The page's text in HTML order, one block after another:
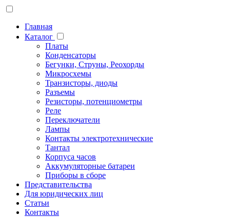
Главная
Каталог
Платы
Конденсаторы
Бегунки, Струны, Реохорды
Микросхемы
Транзисторы, диоды
Разъемы
Резисторы, потенциометры
Реле
Переключатели
Лампы
Контакты электротехнические
Тантал
Корпуса часов
Аккумуляторные батареи
Приборы в сборе
Представительства
Для юридических лиц
Статьи
Контакты